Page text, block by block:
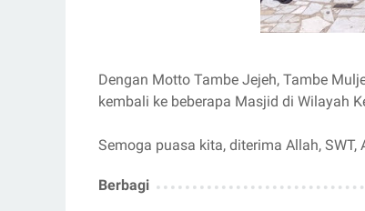
Dengan Motto Tambe Jejeh, Tambe
kembali ke beberapa Masjid di Wilayah
Semoga puasa kita, diterima Allah, SWT,
Berbagi